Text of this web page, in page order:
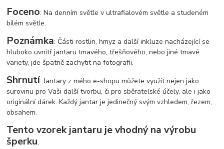
Foceno: Na denním světle v ultrafialovém světle a studeném
bílém světle.
Poznámka: Části rostlin, hmyz a další inkluze nacházející se
hluboko uvnitř jantaru tmavého, třešňového, nebo jiné tmavé
variety, jde špatně zachytit na fotografii.
Shrnutí: Jantary z mého e-shopu můžete využít nejen jako
surovinu pro Vaši další tvorbu, či pro sběratelské účely, ale i jako
originální dárek. Každý jantar je jedinečný svým vzhledem, řezem,
obsahem.
Tento vzorek jantaru je vhodný na výrobu
šperku.